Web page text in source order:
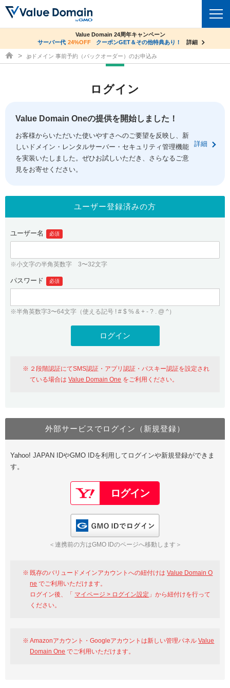
ドメイントップ
ドメイン移管
ドメイン価格一覧
ドメイン一括検索
.jpドメインオークション
gTLDオークション NEW!
.jpドメインバックオーダー
プレミアムドメイン
人気ドメインの種類
WHOIS検索
コアサーバー
バリューサーバー
XREA
セキュリティトップ
Value Domain ネットde診断
SSL証明書
サービストップ
お得意様割引
紹介制度
バリュードメインAPI
ドメイン・ホスティングOEM
facebook
ログイン
従来のバリュードメインをご利用希望の方
Value Domainにログイン
おすすめ One レンタルサーバーを含む最新の機能を使う方
Value Domain Oneにログイン
Google
GMO ID Amazon
※AmazonはValue Domain Oneのログイン画面へ遷移します
ユーザー登録
Value Domain Oneアカウント作成
以下でも登録可能
Google Yahoo!
GMO ID
co.jpドメイン✕コアサーバーV2ビジネス応援キャンペーン
サーバー料金1年間無料
詳細
Value Domain 24周年キャンペーン
サーバー代 24%OFF クーポンGET＆その他特典あり！ 詳細
ドメイン取得ならバリュードメイン
.jpドメイン 事前予約（バックオーダー）のお申込み
ログイン
Value Domain Oneの提供を開始しました！
お客様からいただいた使いやすさへのご要望を反映し、新
しいドメイン・レンタルサーバー・セキュリティ管理機能
を実装いたしました。ぜひお試しいただき、さらなるご意
見をお寄せください。
詳細
ユーザー登録済みの方
ユーザー名 必須
※小文字の半角英数字 3〜32文字
パスワード 必須
※半角英数字3〜64文字（使える記号 ! # $ % & + - ? . @ ^）
２段階認証にてSMS認証・アプリ認証・パスキー認証を設定され
ている場合はValue Domain One をご利用ください。
外部サービスでログイン（新規登録）
Yahoo! JAPAN IDやGMO IDを利用してログインや新規登録ができま
す。
＜連携前の方はGMO IDのページへ移動します＞
既存のバリュードメインアカウントへの紐付けはValue Domain O
ne でご利用いただけます。
ログイン後、「 マイページ > ログイン設定 」から紐付けを行って
ください。
Amazonアカウント・Googleアカウントは新しい管理パネルValue
Domain One でご利用いただけます。